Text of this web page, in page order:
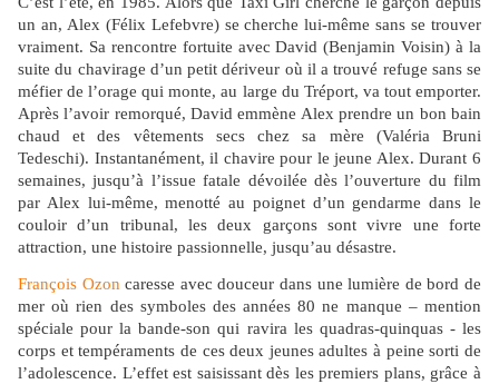
un an, Alex (Félix Lefebvre) se cherche lui-même sans se trouver
vraiment. Sa rencontre fortuite avec David (Benjamin Voisin) à la
suite du chavirage d’un petit dériveur où il a trouvé refuge sans se
méfier de l’orage qui monte, au large du Tréport, va tout emporter.
Après l’avoir remorqué, David emmène Alex prendre un bon bain
chaud et des vêtements secs chez sa mère (Valéria Bruni
Tedeschi). Instantanément, il chavire pour le jeune Alex. Durant 6
semaines, jusqu’à l’issue fatale dévoilée dès l’ouverture du film
par Alex lui-même, menotté au poignet d’un gendarme dans le
couloir d’un tribunal, les deux garçons sont vivre une forte
attraction, une histoire passionnelle, jusqu’au désastre.
François Ozon caresse avec douceur dans une lumière de bord de
mer où rien des symboles des années 80 ne manque – mention
spéciale pour la bande-son qui ravira les quadras-quinquas - les
corps et tempéraments de ces deux jeunes adultes à peine sorti de
l’adolescence. L’effet est saisissant dès les premiers plans, grâce à